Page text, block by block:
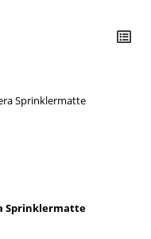
Sprinklermatte